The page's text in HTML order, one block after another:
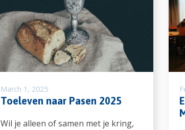
March 1, 2025
Toeleven naar Pasen 2025
Wil je alleen of samen met je kring,